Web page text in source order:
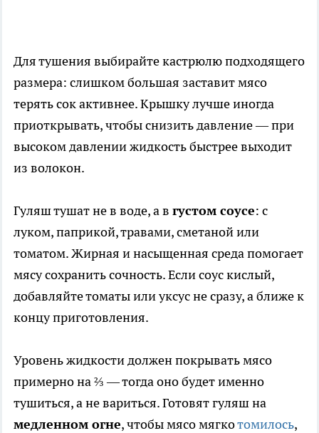
Для тушения выбирайте кастрюлю подходящего
размера: слишком большая заставит мясо
терять сок активнее. Крышку лучше иногда
приоткрывать, чтобы снизить давление — при
высоком давлении жидкость быстрее выходит
из волокон.
Гуляш тушат не в воде, а в густом соусе: с
луком, паприкой, травами, сметаной или
томатом. Жирная и насыщенная среда помогает
мясу сохранить сочность. Если соус кислый,
добавляйте томаты или уксус не сразу, а ближе к
концу приготовления.
Уровень жидкости должен покрывать мясо
примерно на ⅔ — тогда оно будет именно
тушиться, а не вариться. Готовят гуляш на
медленном огне, чтобы мясо мягкотомилось,